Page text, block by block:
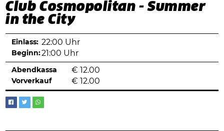
Club Cosmopolitan - Summer
in the City
Einlass: 22:00 Uhr
Beginn:21:00 Uhr
Abendkassa € 12.00
Vorverkauf € 12.00